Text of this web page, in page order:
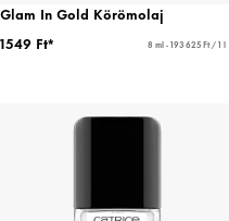
Glam In Gold Körömolaj
1549 Ft*
8 ml - 193 625 Ft / 1 l